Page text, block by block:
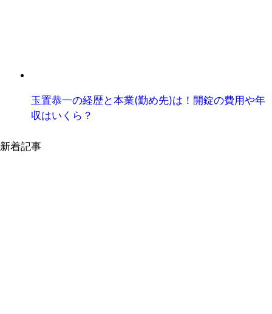
玉置恭一の経歴と本業(勤め先)は！開錠の費用や年
収はいくら？
新着記事